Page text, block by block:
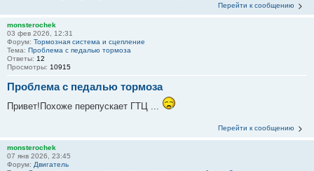
Перейти к сообщению
monsterochek
03 фев 2026, 12:31
Форум: Тормозная система и сцепление
Тема: Проблема с педалью тормоза
Ответы: 12
Просмотры: 10915
Проблема с педалью тормоза
Привет!Похоже перепускает ГТЦ ...
Перейти к сообщению
monsterochek
07 янв 2026, 23:45
Форум: Двигатель